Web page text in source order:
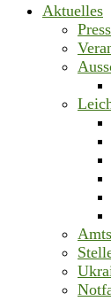
Aktuelles